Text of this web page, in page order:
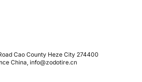
Cao County Heze City 274400
China, info@zodotire.cn